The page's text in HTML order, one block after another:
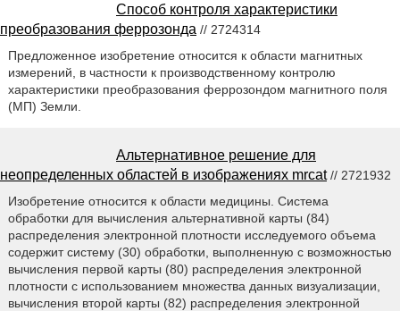
Способ контроля характеристики
преобразования феррозонда // 2724314
Предложенное изобретение относится к области магнитных
измерений, в частности к производственному контролю
характеристики преобразования феррозондом магнитного поля
(МП) Земли.
Альтернативное решение для
неопределенных областей в изображениях mrcat// 2721932
Изобретение относится к области медицины. Система
обработки для вычисления альтернативной карты (84)
распределения электронной плотности исследуемого объема
содержит систему (30) обработки, выполненную с возможностью
вычисления первой карты (80) распределения электронной
плотности с использованием множества данных визуализации,
вычисления второй карты (82) распределения электронной